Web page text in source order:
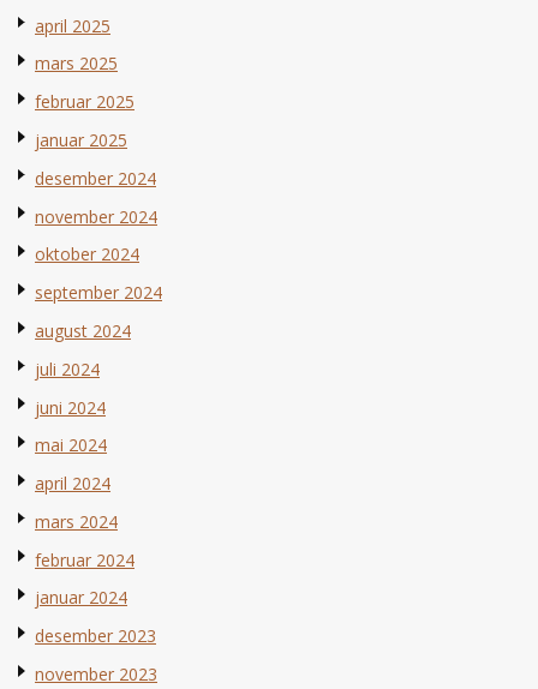
april 2025
mars 2025
februar 2025
januar 2025
desember 2024
november 2024
oktober 2024
september 2024
august 2024
juli 2024
juni 2024
mai 2024
april 2024
mars 2024
februar 2024
januar 2024
desember 2023
november 2023